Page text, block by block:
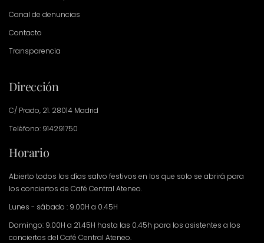
Canal de denuncias
Contacto
Transparencia
Dirección
C/ Prado, 21. 28014 Madrid
Teléfono: 914291750
Horario
Abierto todos los días salvo festivos en los que solo se abrirá para
los conciertos de Café Central Ateneo.
Lunes - sábado : 9.00H a 0.45H
Domingo: 9.00H a 21.45H hasta las 0.45h para los asistentes a los
conciertos del Café Central Ateneo.